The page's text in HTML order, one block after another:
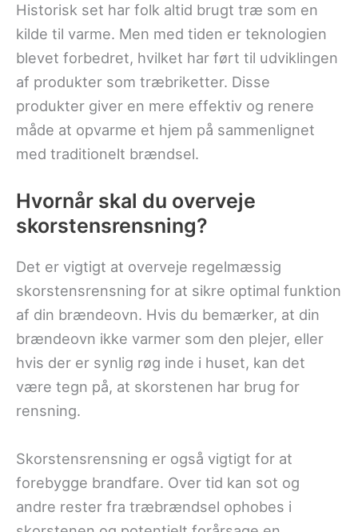
Historisk set har folk altid brugt træ som en
kilde til varme. Men med tiden er teknologien
blevet forbedret, hvilket har ført til udviklingen
af produkter som træbriketter. Disse
produkter giver en mere effektiv og renere
måde at opvarme et hjem på sammenlignet
med traditionelt brændsel.
Hvornår skal du overveje
skorstensrensning?
Det er vigtigt at overveje regelmæssig
skorstensrensning for at sikre optimal funktion
af din brændeovn. Hvis du bemærker, at din
brændeovn ikke varmer som den plejer, eller
hvis der er synlig røg inde i huset, kan det
være tegn på, at skorstenen har brug for
rensning.
Skorstensrensning er også vigtigt for at
forebygge brandfare. Over tid kan sot og
andre rester fra træbrændsel ophobes i